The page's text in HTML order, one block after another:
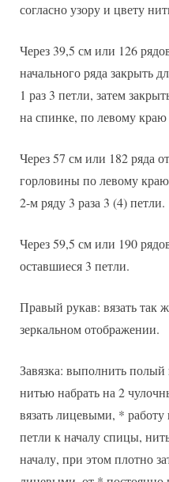
согласно узору и цвету
Через 39,5 см или 126
начального ряда закрыть
1 раз 3 петли, затем
на спинке, по левому краю
Через 57 см или 182 ряда
горловины по левому
2-м ряду 3 раза 3 (4) петли.
Через 59,5 см или 190
оставшиеся 3 петли.
Правый рукав: вязать так
зеркальном отображении.
Завязка: выполнить
нитью набрать на 2
вязать лицевыми, * работу
петли к началу спицы,
началу, при этом плотно